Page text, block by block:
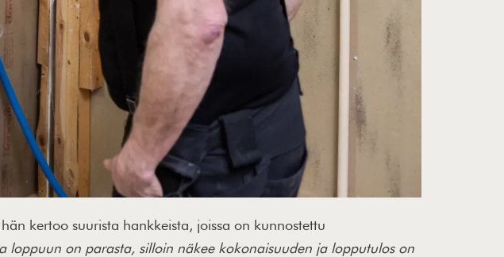
kertoo suurista hankkeista, joissa on kunnostettu
loppuun on parasta, silloin näkee kokonaisuuden ja lopputulos on